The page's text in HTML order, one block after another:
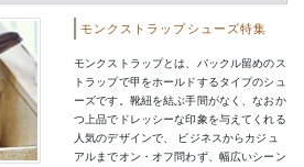
モンクストラップシューズ特集
モンクストラップとは、バックル留めのス
トラップで甲をホールドするタイプのシュ
ーズです。靴紐を結ぶ手間がなく、なおか
つ上品でドレッシーな印象を与えてくれる
人気のデザインで、 ビジネスからカジュ
アルまでオン・オフ問わず、幅広いシーン